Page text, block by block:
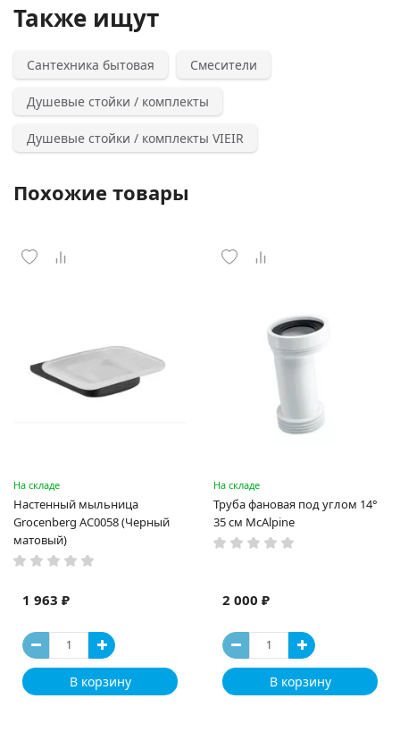
Также ищут
Сантехника бытовая Смесители
Душевые стойки / комплекты
Душевые стойки / комплекты VIEIR
Похожие товары
На складе
Настенный мыльница
Grocenberg AC0058 (Черный
матовый)
1 963 ₽
В корзину
На складе
Труба фановая под углом 14°
35 см McAlpine
2 000 ₽
В корзину